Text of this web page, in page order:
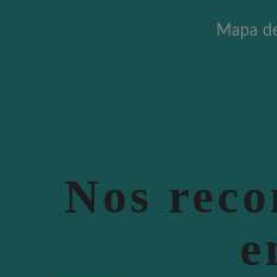
Mapa
Nos